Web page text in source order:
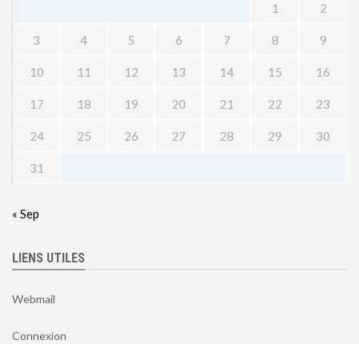
1 2
3 4 5 6 7 8 9
10 11 12 13 14 15 16
17 18 19 20 21 22 23
24 25 26 27 28 29 30
31
« Sep
LIENS UTILES
Webmail
Connexion